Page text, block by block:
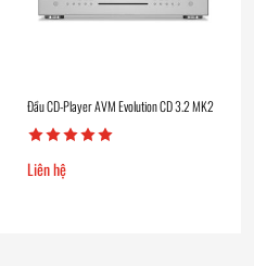
Đầu CD-Player AVM Evolution CD 3.2 MK2
Liên hệ